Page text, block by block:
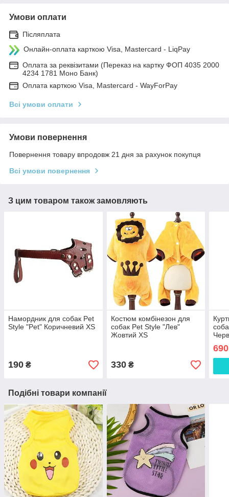
Умови оплати
Післяплата
Онлайн-оплата карткою Visa, Mastercard - LiqPay
Оплата за реквізитами (Переказ на картку ФОП 4035 2000
4234 1781 Моно Банк)
Оплата карткою Visa, Mastercard - WayForPay
Всі умови оплати
Умови повернення
Повернення товару впродовж 21 дня за рахунок покупця
Всі умови повернення
З цим товаром також замовляють
Намордник для собак Pet
Style "Pet" Коричневий XS
190 ₴
Костюм комбінезон для
собак Pet Style "Лев"
Жовтий XS
330₴
690
Подібні товари компанії